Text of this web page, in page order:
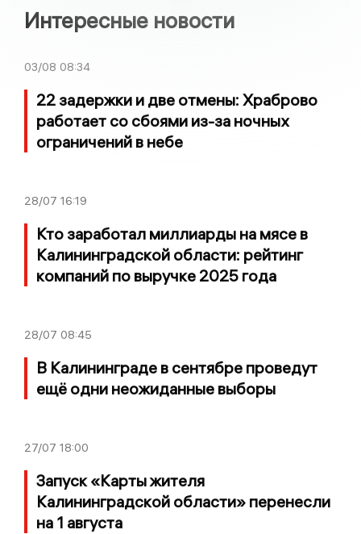
Интересные новости
03/08 08:34
22 задержки и две отмены: Храброво
работает со сбоями из-за ночных
ограничений в небе
28/07 16:19
Кто заработал миллиарды на мясе в
Калининградской области: рейтинг
компаний по выручке 2025 года
28/07 08:45
В Калининграде в сентябре проведут
ещё одни неожиданные выборы
27/07 18:00
Запуск «Карты жителя
Калининградской области» перенесли
на 1 августа